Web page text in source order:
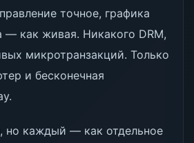
точное, графика
— как живая. Никакого DRM,
микротранзакций. Только
и бесконечная
но каждый — как отдельное